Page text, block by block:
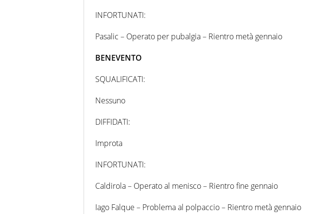
INFORTUNATI:
Pasalic – Operato per pubalgia – Rientro metà gennaio
BENEVENTO
SQUALIFICATI:
Nessuno
DIFFIDATI:
Improta
INFORTUNATI:
Caldirola – Operato al menisco – Rientro fine gennaio
Iago Falque – Problema al polpaccio – Rientro metà gennaio